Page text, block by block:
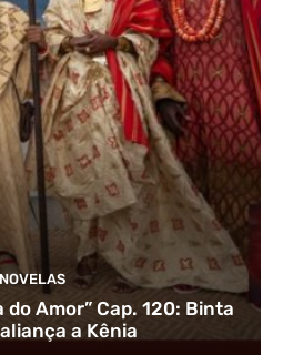
do Amor” Cap. 120: Binta
a Kênia